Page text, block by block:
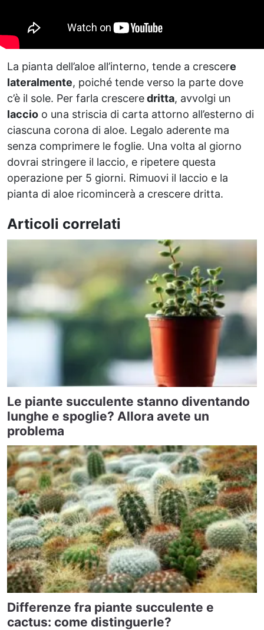
La pianta dell’aloe all’interno, tende a crescere
lateralmente, poiché tende verso la parte dove
c’è il sole. Per farla cresceredritta, avvolgi un
laccio o una striscia di carta attorno all’esterno di
ciascuna corona di aloe. Legalo aderente ma
senza comprimere le foglie. Una volta al giorno
dovrai stringere il laccio, e ripetere questa
operazione per 5 giorni. Rimuovi il laccio e la
pianta di aloe ricomincerà a crescere dritta.
Articoli correlati
Le piante succulente stanno diventando
lunghe e spoglie? Allora avete un
problema
Differenze fra piante succulente e
cactus: come distinguerle?